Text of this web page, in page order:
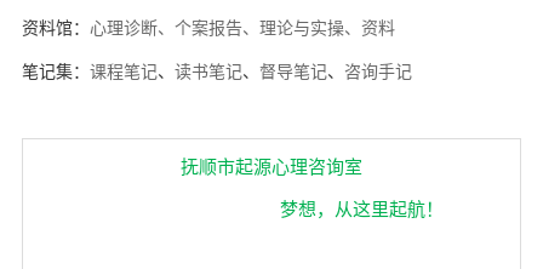
资料馆： 心理诊断、个案报告、理论与实操、资料
笔记集： 课程笔记、 读书笔记、 督导笔记、 咨询手记
抚顺市起源心理咨询室
梦想，从这里起航！